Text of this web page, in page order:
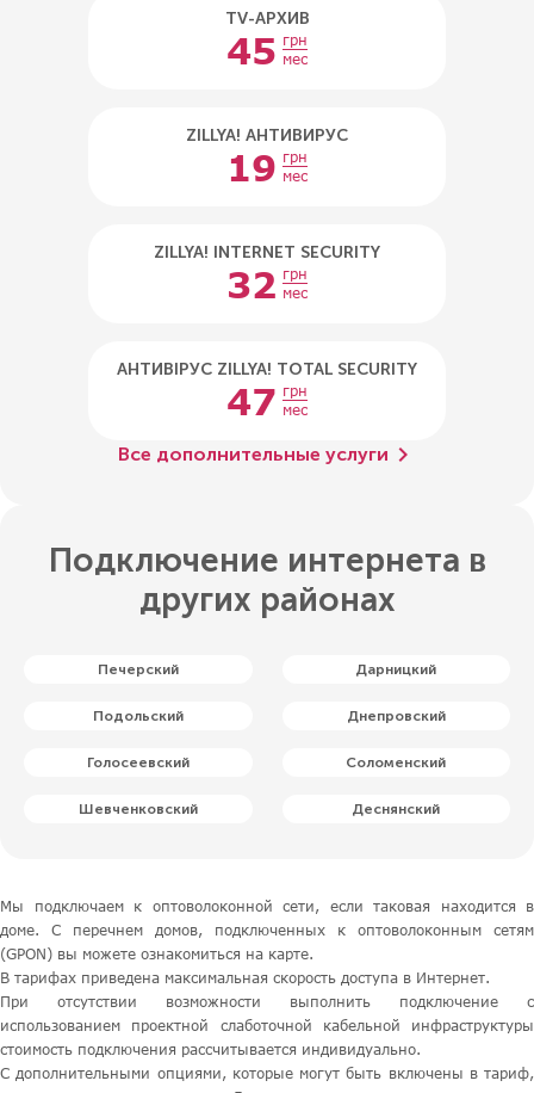
TV-АРХИВ
45 грн
мес
ZILLYA! АНТИВИРУС
19 грн
мес
ZILLYA! INTERNET SECURITY
32 грн
мес
АНТИВІРУС ZILLYA! TOTAL SECURITY
47 грн
мес
Все дополнительные услуги chevron_right
Подключение интернета в
других районах
Печерский Дарницкий
Подольский Днепровский
Голосеевский Соломенский
Шевченковский Деснянский
Мы подключаем к оптоволоконной сети, если таковая находится в
доме. С перечнем домов, подключенных к оптоволоконным сетям
(GPON) вы можете ознакомиться на карте.
В тарифах приведена максимальная скорость доступа в Интернет.
При отсутствии возможности выполнить подключение с
использованием проектной слаботочной кабельной инфраструктуры
стоимость подключения рассчитывается индивидуально.
С дополнительными опциями, которые могут быть включены в тариф,